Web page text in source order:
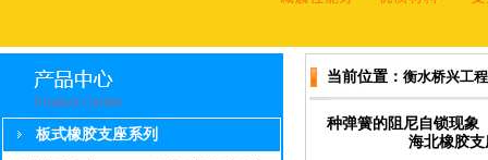
板式橡胶支座系列
当前位置： 衡水桥兴工
种弹簧的阻尼自锁现象
海北橡胶支